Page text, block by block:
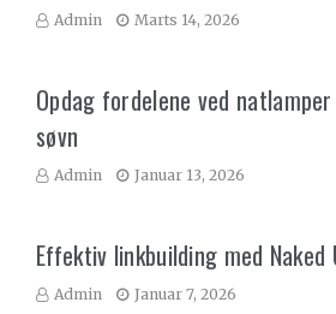
Admin Marts 14, 2026
Opdag fordelene ved
søvn
Admin Januar 13, 2026
Effektiv linkbuilding med Naked
Admin Januar 7, 2026